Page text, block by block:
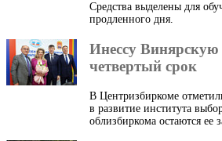
Средства выделены для
продленного дня.
Инессу Винярскую
четвертый срок
В Центризбиркоме
в развитие института
облизбиркома остаются ее